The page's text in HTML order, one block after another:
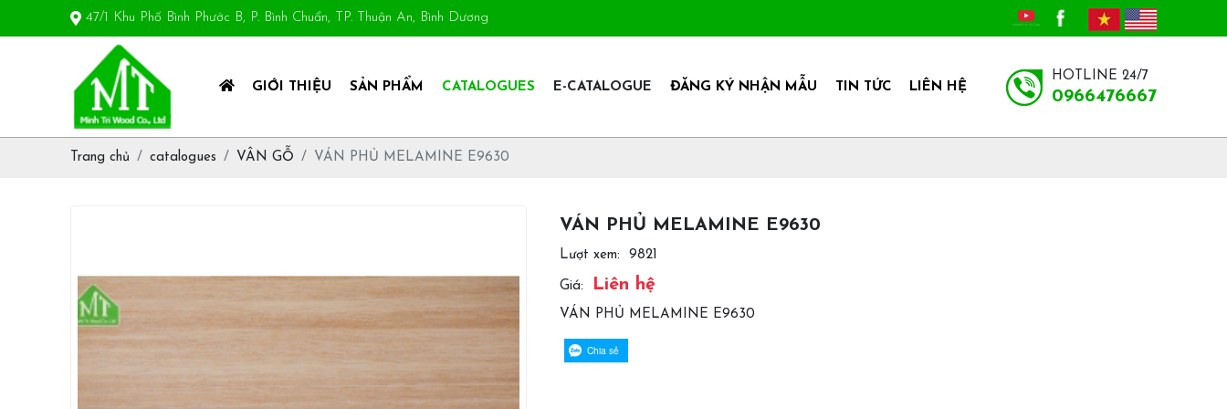
47/1 Khu Phố Bình Phước B, P. Bình Chuẩn, TP. Thuận An, Bình Dương
GIỚI THIỆU SẢN PHẨM CATALOGUES E-CATALOGUE ĐĂNG KÝ NHẬN MẪU TIN TỨC LIÊN HỆ
HOTLINE 24/7
0966476667
Trang chủ catalogues VÂN GỖ VÁN PHỦ MELAMINE E9630
VÁN PHỦ MELAMINE E9630
Lượt xem: 9821
Giá: Liên hệ
VÁN PHỦ MELAMINE E9630
Chia sẻ